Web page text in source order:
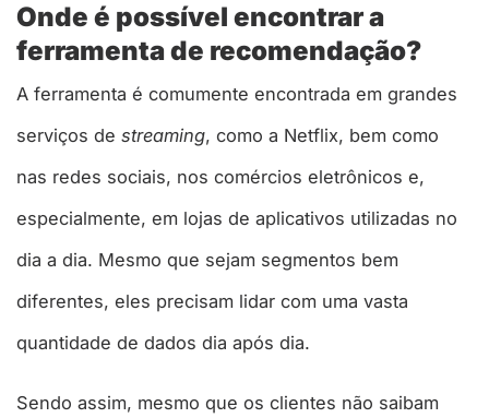
Onde é possível encontrar a
ferramenta de recomendação?
A ferramenta é comumente encontrada em grandes
serviços de streaming, como a Netflix, bem como
nas redes sociais, nos comércios eletrônicos e,
especialmente, em lojas de aplicativos utilizadas no
dia a dia. Mesmo que sejam segmentos bem
diferentes, eles precisam lidar com uma vasta
quantidade de dados dia após dia.
Sendo assim, mesmo que os clientes não saibam